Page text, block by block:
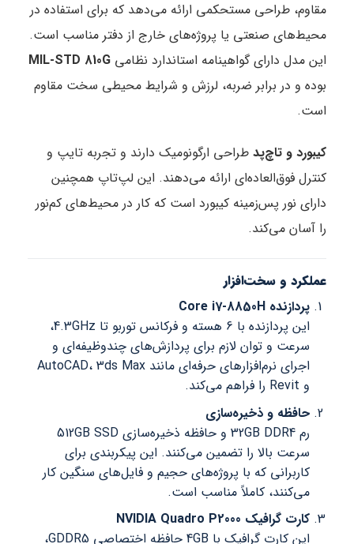
مقاوم، طراحی مستحکمی ارائه می‌دهد که برای استفاده در
محیط‌های صنعتی یا پروژه‌های خارج از دفتر مناسب است.
این مدل دارای گواهینامه استاندارد نظامیMIL-STD 810G
بوده و در برابر ضربه، لرزش و شرایط محیطی سخت مقاوم
است.
کیبورد و تاچ‌پدطراحی ارگونومیک دارند و تجربه تایپ و
کنترل فوق‌العاده‌ای ارائه می‌دهند. این لپ‌تاپ همچنین
دارای نور پس‌زمینه کیبورد است که کار در محیط‌های کم‌نور
را آسان می‌کند.
عملکرد و سخت‌افزار
پردازنده Core i7-8850H
این پردازنده با 6 هسته و فرکانس توربو تا 4.3GHz،
سرعت و توان لازم برای پردازش‌های چندوظیفه‌ای و
اجرای نرم‌افزارهای حرفه‌ای مانند AutoCAD، 3ds Max
حافظه و ذخیره‌سازی
رم 32GB DDR4 و حافظه ذخیره‌سازی 512GB SSD
سرعت بالا را تضمین می‌کنند. این پیکربندی برای
کاربرانی که با پروژه‌های حجیم و فایل‌های سنگین کار
می‌کنند، کاملاً مناسب است.
کارت گرافیک NVIDIA Quadro P2000
این کارت گرافیک با 4GB حافظه اختصاصی GDDR5،